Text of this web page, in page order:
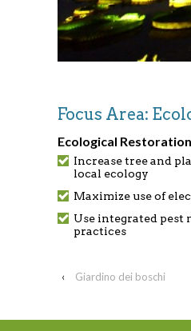
Focus Area:
Ecological
Increase tree and
local ecology
Maximize use of
Use integrated pest
practices
‹ Giardino dei boschi